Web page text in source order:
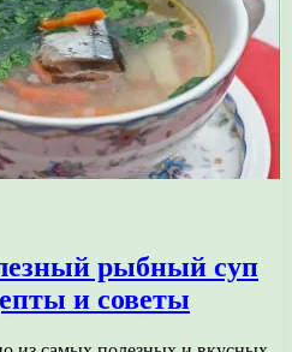
рыбный суп
и советы